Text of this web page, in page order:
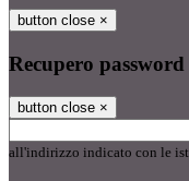
button close ×
Recupero password
button close ×
all'indirizzo indicato con le